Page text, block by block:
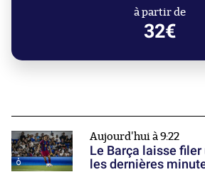
à partir de
32€
Aujourd'hui à 9:22
Le Barça laisse
les dernières